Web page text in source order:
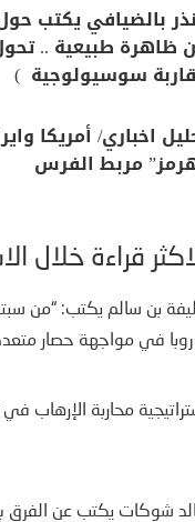
بالضيافي يكتب
ظاهرة طبيعية ..
سوسيولوجية )
اخباري/ أمريكا
مربط الفرس
قراءة خلال
بن سالم يكتب: “من
في مواجهة حصار
محاربة الإرهاب
شوكات يكتب عن الفرق